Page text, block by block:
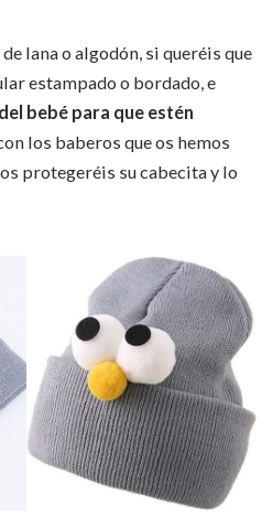
lana o algodón, si queréis que
estampado o bordado, e
bebé para que estén
los baberos que os hemos
protegeréis su cabecita y lo